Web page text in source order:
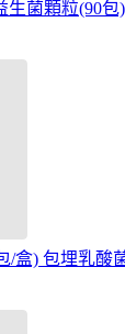
生菌顆粒(90包)
/盒) 包埋乳酸